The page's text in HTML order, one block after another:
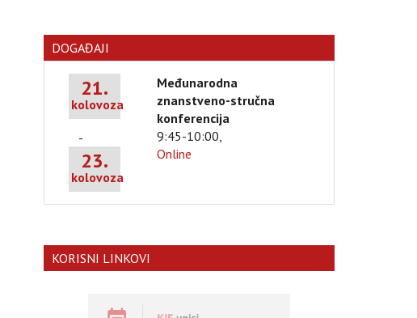
DOGAĐAJI
21.
kolovoza
-
23.
kolovoza
Međunarodna
znanstveno-stručna
konferencija
9:45-10:00,
Online
KORISNI LINKOVI